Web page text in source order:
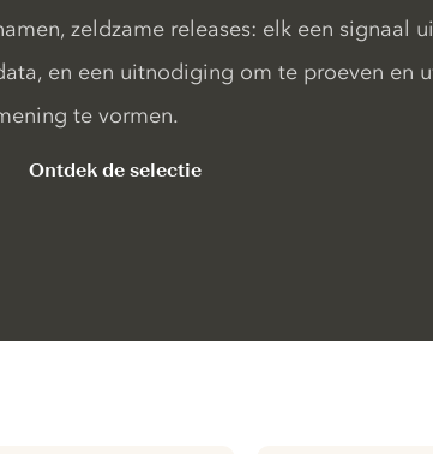
zeldzame releases: elk een signaal
en een uitnodiging om te proeven en
te vormen.
Ontdek de selectie